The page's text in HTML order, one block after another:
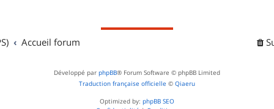
Accueil forum
Développé par phpBB® Forum Software © phpBB Limited
Traduction française officielle © Qiaeru
Optimized by: phpBB SEO